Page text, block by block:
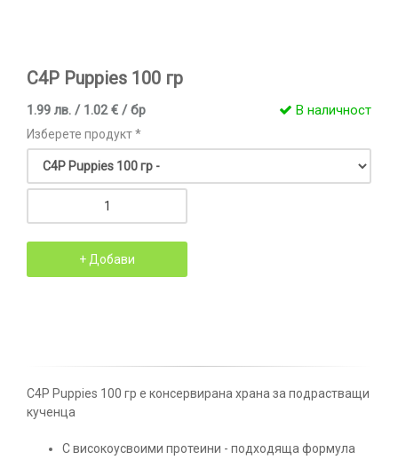
C4P Puppies 100 гр
1.99 лв. / 1.02 € / бр В наличност
Изберете продукт *
C4P Puppies 100 гр е консервирана храна за подрастващи
кученца
С високоусвоими протеини - подходяща формула